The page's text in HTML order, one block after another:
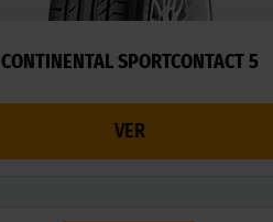
CONTINENTAL SPORTCONTACT 5
VER